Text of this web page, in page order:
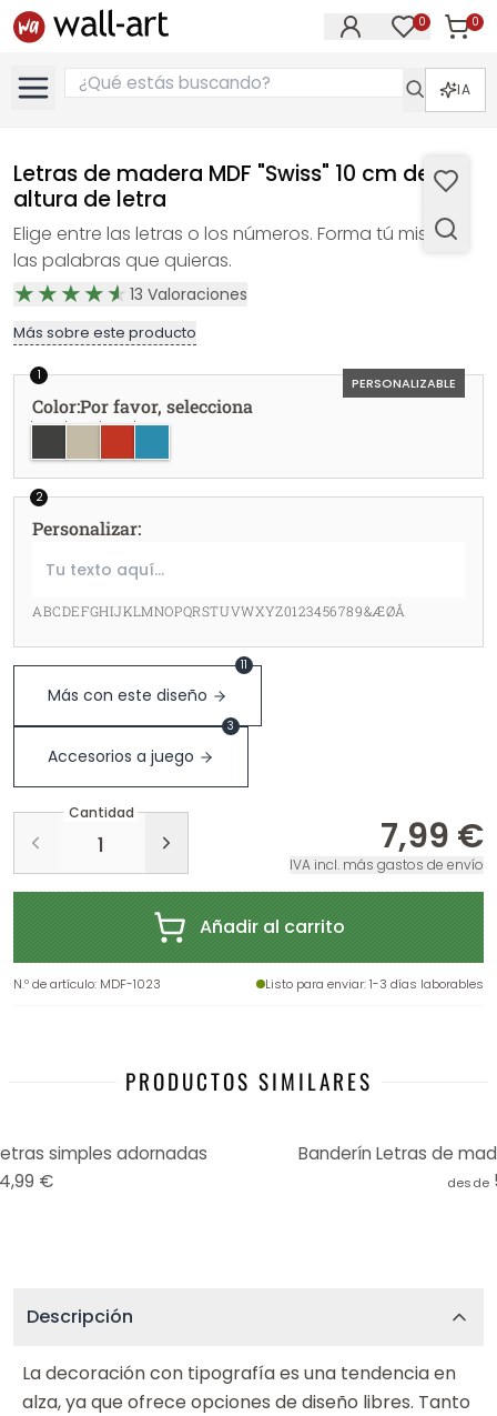
0 0
IA
Letras de madera MDF "Swiss" 10 cm de
altura de letra
Elige entre las letras o los números. Forma tú mismo
las palabras que quieras.
13 Valoraciones
Más sobre este producto
PERSONALIZABLE
1
Color:Por favor, selecciona
2
Personalizar:
ABCDEFGHIJKLMNOPQRSTUVWXYZ0123456789&ÆØÅ
Más con este diseño
11
Accesorios a juego
3
Cantidad
7,99 €
IVA incl. más gastos de envío
Añadir al carrito
N.º de artículo: MDF-1023 Listo para enviar: 1-3 días laborables
PRODUCTOS SIMILARES
simples adornadas
€
Banderín Letras de
desde
Descripción
La decoración con tipografía es una tendencia en
alza, ya que ofrece opciones de diseño libres. Tanto